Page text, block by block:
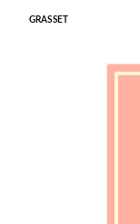
GRASSET